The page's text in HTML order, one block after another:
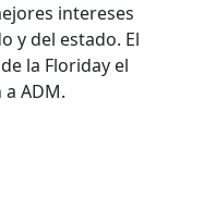
intereses
y del estado. El
la Floriday el
ADM.